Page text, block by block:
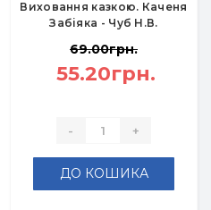
Виховання казкою. Каченя
Забіяка - Чуб Н.В.
69.00грн.
55.20грн.
- +
ДО КОШИКА